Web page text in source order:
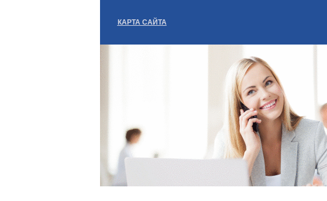
КАРТА САЙТА